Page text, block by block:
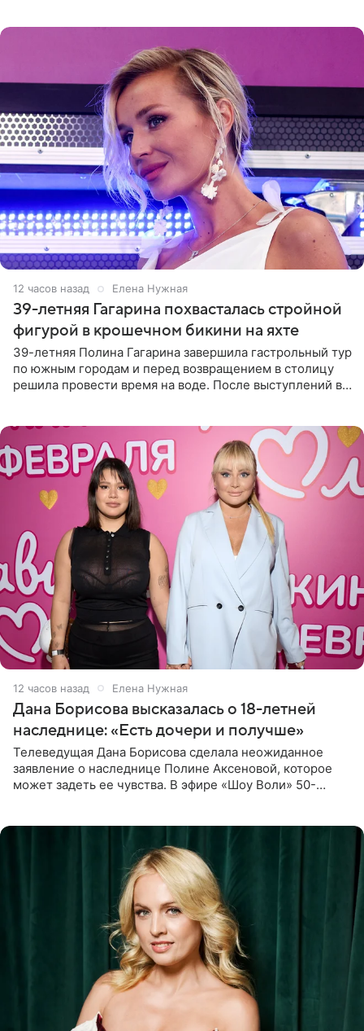
12 часов назад Елена Нужная
39-летняя Гагарина похвасталась стройной
фигурой в крошечном бикини на яхте
39-летняя Полина Гагарина завершила гастрольный тур
по южным городам и перед возвращением в столицу
решила провести время на воде. После выступлений в
12 часов назад Елена Нужная
Дана Борисова высказалась о 18-летней
наследнице: «Есть дочери и получше»
Телеведущая Дана Борисова сделала неожиданное
заявление о наследнице Полине Аксеновой, которое
может задеть ее чувства. В эфире «Шоу Воли» 50-